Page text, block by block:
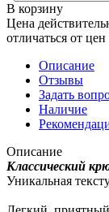
В корзину
Цена
отличаться от
Описание
Отзывы
Задать
Наличие
Описание
Классический
Уникальная